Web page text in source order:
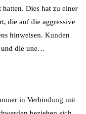
Dies hat zu einer
die auf die aggressive
hinweisen. Kunden
und die une…
in Verbindung mit